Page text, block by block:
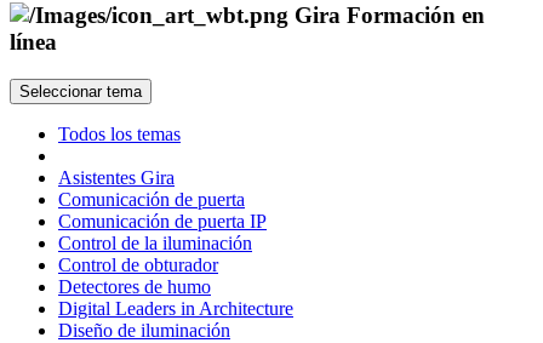
Gira Formación en
línea
Seleccionar tema
Todos los temas
Asistentes Gira
Comunicación de puerta
Comunicación de puerta IP
Control de la iluminación
Control de obturador
Detectores de humo
Digital Leaders in Architecture
Diseño de iluminación